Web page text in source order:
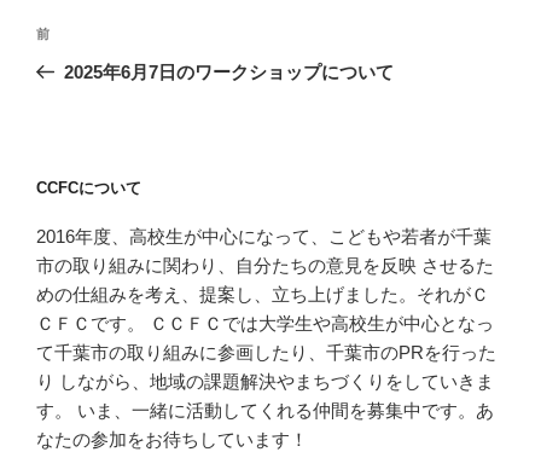
投
ー
シ
ョ
ン
前
の
前
2025年6月7日のワークショップについて
CCFCについて
2016年度、高校生が中心になって、こどもや若者が千葉
市の取り組みに関わり、自分たちの意見を反映 させるた
めの仕組みを考え、提案し、立ち上げました。それがＣ
ＣＦＣです。 ＣＣＦＣでは大学生や高校生が中心となっ
て千葉市の取り組みに参画したり、千葉市のPRを行った
り しながら、地域の課題解決やまちづくりをしていきま
す。 いま、一緒に活動してくれる仲間を募集中です。あ
なたの参加をお待ちしています！